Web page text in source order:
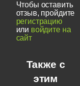
Чтобы оставить
отзыв, пройдите
регистрацию
или войдите на
сайт
Также с
этим